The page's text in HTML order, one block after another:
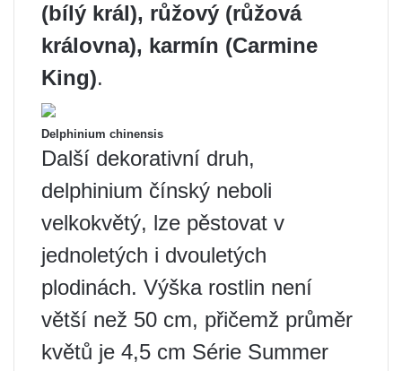
(bílý král), růžový (růžová
královna), karmín (Carmine
King).
Delphinium chinensis
Další dekorativní druh,
delphinium čínský neboli
velkokvětý, lze pěstovat v
jednoletých i dvouletých
plodinách. Výška rostlin není
větší než 50 cm, přičemž průměr
květů je 4,5 cm Série Summer